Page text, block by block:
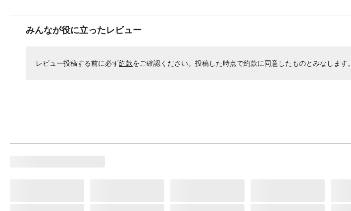
みんなが役に立ったレビュー
レビュー投稿する前に必ず約款をご確認ください。投稿した時点で約款に同意したものとみなします。